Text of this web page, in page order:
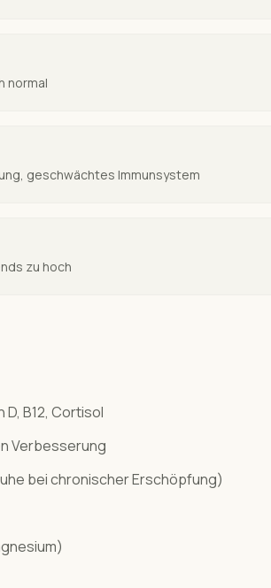
normal
geschwächtes Immunsystem
zu hoch
B12, Cortisol
Verbesserung
bei chronischer Erschöpfung)